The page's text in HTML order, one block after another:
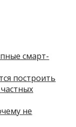
смарт-
построить
не